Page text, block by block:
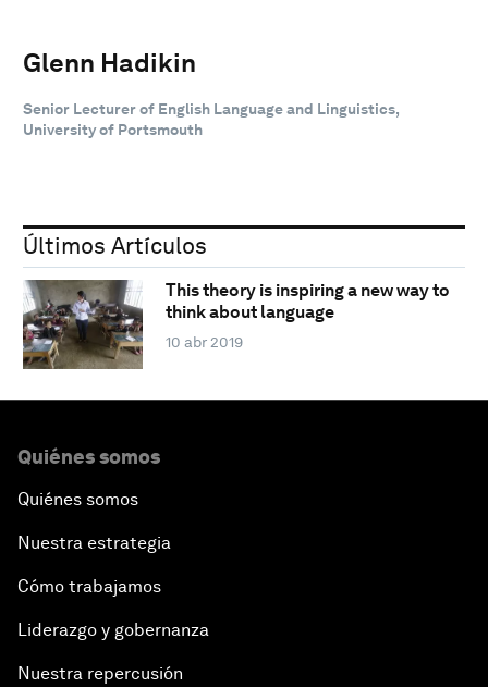
Glenn Hadikin
Senior Lecturer of English Language and Linguistics,
University of Portsmouth
Últimos Artículos
This theory is inspiring a new way to
think about language
10 abr 2019
Quiénes somos
Quiénes somos
Nuestra estrategia
Cómo trabajamos
Liderazgo y gobernanza
Nuestra repercusión